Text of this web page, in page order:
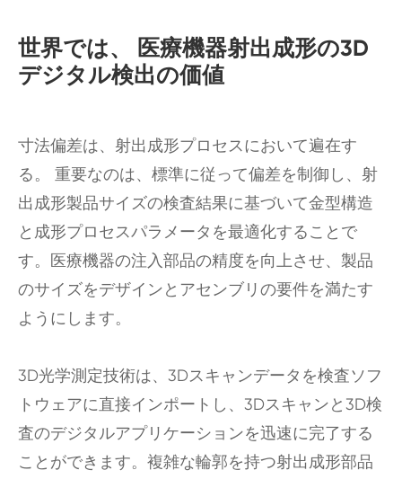
世界では、 医療機器射出成形の3D
デジタル検出の価値
寸法偏差は、射出成形プロセスにおいて遍在す
る。 重要なのは、標準に従って偏差を制御し、射
出成形製品サイズの検査結果に基づいて金型構造
と成形プロセスパラメータを最適化することで
す。医療機器の注入部品の精度を向上させ、製品
のサイズをデザインとアセンブリの要件を満たす
ようにします。
3D光学測定技術は、3Dスキャンデータを検査ソフ
トウェアに直接インポートし、3Dスキャンと3D検
査のデジタルアプリケーションを迅速に完了する
ことができます。複雑な輪郭を持つ射出成形部品